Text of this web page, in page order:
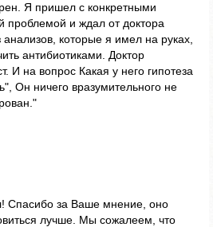
Я пришел с конкретными
проблемой и ждал от доктора
которые я имел на руках,
антибиотиками. Доктор
И на вопрос Какая у него гипотеза
Он ничего вразумительного не
Спасибо за Ваше мнение, оно
лучше. Мы сожалеем, что